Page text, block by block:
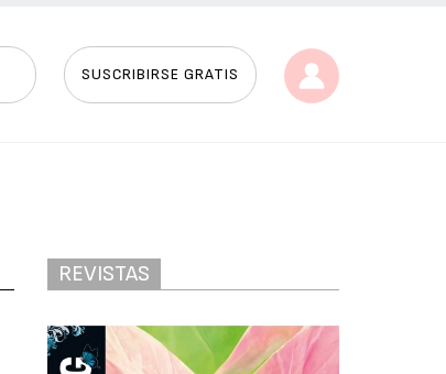
SUSCRIBIRSE GRATIS
REVISTAS